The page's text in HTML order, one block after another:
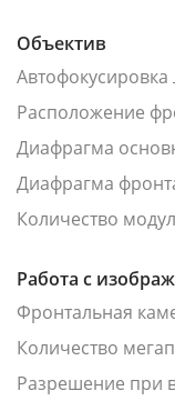
Объектив
Автофокусировка
Расположение
Диафрагма
Диафрагма
Количество
Работа с
Фронтальная
Количество
Разрешение при